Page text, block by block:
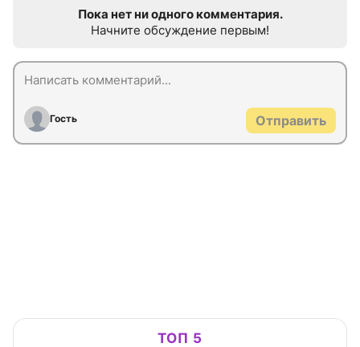
Пока нет ни одного комментария.
Начните обсуждение первым!
Гость Отправить
ТОП 5